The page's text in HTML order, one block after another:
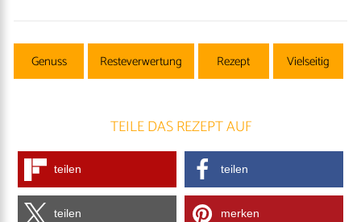
Genuss Resteverwertung Rezept Vielseitig
TEILE DAS REZEPT AUF
teilen teilen
teilen merken